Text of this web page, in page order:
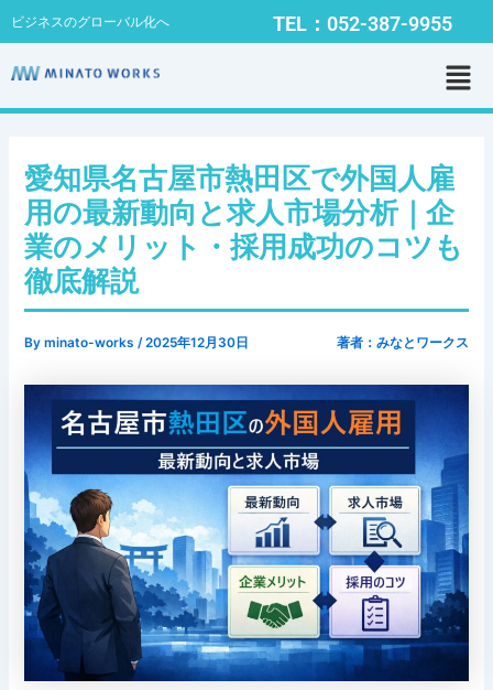
容
を
キ
ビジネスのグローバル化へ TEL：052-387-9955
メ
ニ
ュ
愛知県名古屋市熱田区で外国人雇
用の最新動向と求人市場分析｜企
業のメリット・採用成功のコツも
徹底解説
Byminato-works/2025年12月30日 著者：みなとワークス
Post
navigation